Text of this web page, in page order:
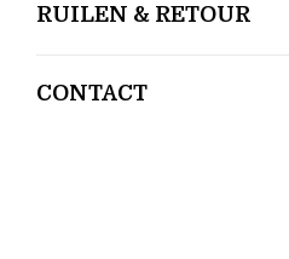
RUILEN & RETOUR
CONTACT